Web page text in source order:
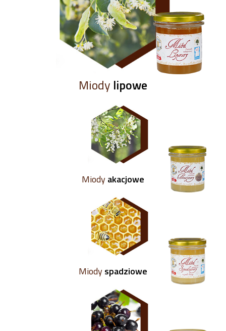
Miody lipowe
Miodyakacjowe
Miodyspadziowe